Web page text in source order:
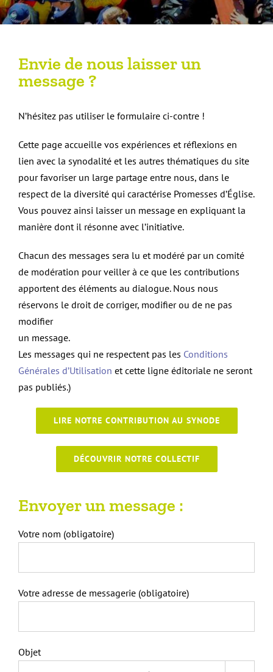
Envie de nous laisser un
message ?
N’hésitez pas utiliser le formulaire ci-contre !
Cette page accueille vos expériences et réflexions en
lien avec la synodalité et les autres thématiques du site
pour favoriser un large partage entre nous, dans le
respect de la diversité qui caractérise Promesses d’Église.
Vous pouvez ainsi laisser un message en expliquant la
manière dont il résonne avec l’initiative.
Chacun des messages sera lu et modéré par un comité
de modération pour veiller à ce que les contributions
apportent des éléments au dialogue. Nous nous
réservons le droit de corriger, modifier ou de ne pas
modifier
un message.
Les messages qui ne respectent pas les Conditions
Générales d’Utilisation et cette ligne éditoriale ne seront
pas publiés.)
LIRE NOTRE CONTRIBUTION AU SYNODE
DÉCOUVRIR NOTRE COLLECTIF
Envoyer un message :
Votre nom (obligatoire)
Votre adresse de messagerie (obligatoire)
Objet